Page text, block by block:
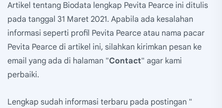
Artikel tentang Biodata lengkap Pevita Pearce ini ditulis
pada tanggal 31 Maret 2021. Apabila ada kesalahan
informasi seperti profil Pevita Pearce atau nama pacar
Pevita Pearce di artikel ini, silahkan kirimkan pesan ke
email yang ada di halaman "Contact" agar kami
perbaiki.
Lengkap sudah informasi terbaru pada postingan "